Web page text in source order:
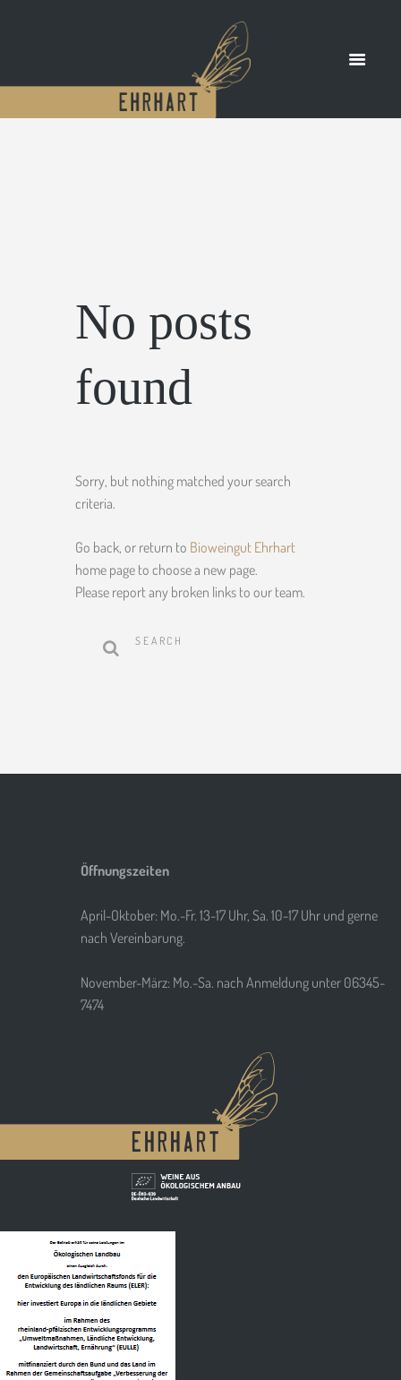
No posts
found
Sorry, but nothing matched your search
criteria.
Go back, or return to Bioweingut Ehrhart
home page to choose a new page.
Please report any broken links to our team.
Öffnungszeiten
April-Oktober: Mo.-Fr. 13-17 Uhr, Sa. 10-17 Uhr und gerne
nach Vereinbarung.
November-März: Mo.-Sa. nach Anmeldung unter 06345-
7474